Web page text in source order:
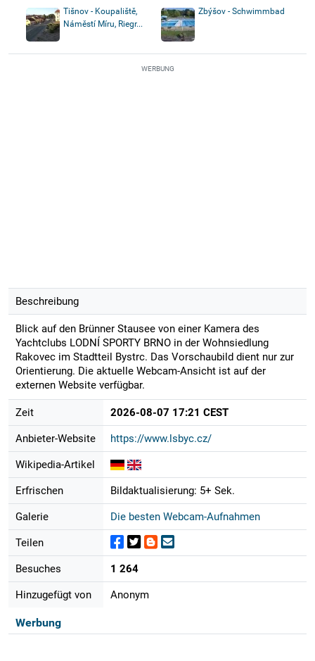
Tišnov - Koupaliště,
Náměstí Míru, Riegr...
Zbýšov - Schwimmbad
WERBUNG
Beschreibung
Blick auf den Brünner Stausee von einer Kamera des
Yachtclubs LODNÍ SPORTY BRNO in der Wohnsiedlung
Rakovec im Stadtteil Bystrc. Das Vorschaubild dient nur zur
Orientierung. Die aktuelle Webcam-Ansicht ist auf der
externen Website verfügbar.
Zeit 2026-08-07 17:21 CEST
Anbieter-Website https://www.lsbyc.cz/
Wikipedia-Artikel
Erfrischen Bildaktualisierung: 5+ Sek.
Galerie Die besten Webcam-Aufnahmen
Teilen
Besuches 1 264
Hinzugefügt von Anonym
Werbung